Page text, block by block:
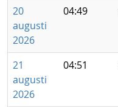
20
augusti
2026
04:49
21
augusti
2026
04:51